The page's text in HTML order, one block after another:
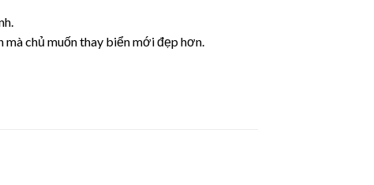
mà chủ muốn thay biển mới đẹp hơn.